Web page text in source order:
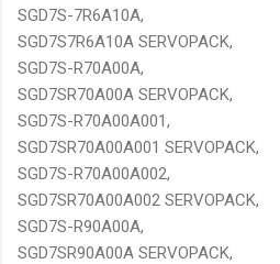
SGD7S-7R6A10A,
SGD7S7R6A10A SERVOPACK,
SGD7S-R70A00A,
SGD7SR70A00A SERVOPACK,
SGD7S-R70A00A001,
SGD7SR70A00A001 SERVOPACK,
SGD7S-R70A00A002,
SGD7SR70A00A002 SERVOPACK,
SGD7S-R90A00A,
SGD7SR90A00A SERVOPACK,